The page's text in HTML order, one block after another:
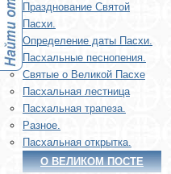
Празднование Святой
Пасхи.
Определение даты Пасхи.
Пасхальные песнопения.
Святые о Великой Пасхе
Пасхальная лестница
Пасхальная трапеза.
Разное.
Пасхальная открытка.
О ВЕЛИКОМ ПОСТЕ